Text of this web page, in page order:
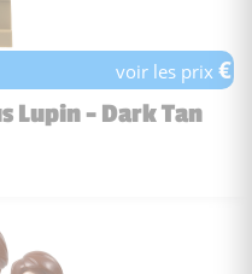
voir les prix€
Lupin - Dark Tan